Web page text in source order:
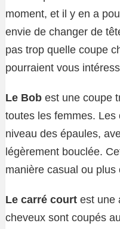
moment, et il y en a
envie de changer de
pas trop quelle coupe
pourraient vous
Le Bob est une coupe
toutes les femmes.
niveau des épaules,
légèrement bouclée.
manière casual ou
Le carré court est une
cheveux sont coupés